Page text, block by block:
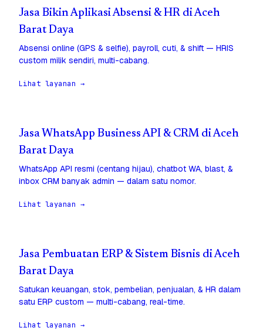
Jasa Bikin Aplikasi Absensi & HR di Aceh
Barat Daya
Absensi online (GPS & selfie), payroll, cuti, & shift — HRIS
custom milik sendiri, multi-cabang.
Lihat layanan →
Jasa WhatsApp Business API & CRM di Aceh
Barat Daya
WhatsApp API resmi (centang hijau), chatbot WA, blast, &
inbox CRM banyak admin — dalam satu nomor.
Lihat layanan →
Jasa Pembuatan ERP & Sistem Bisnis di Aceh
Barat Daya
Satukan keuangan, stok, pembelian, penjualan, & HR dalam
satu ERP custom — multi-cabang, real-time.
Lihat layanan →